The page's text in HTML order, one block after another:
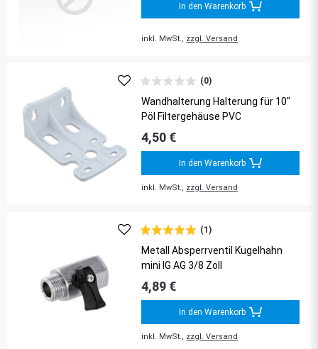
In den Warenkorb
inkl. MwSt., zzgl. Versand
(0)
Wandhalterung Halterung für 10"
Pöl Filtergehäuse PVC
4,50 €
In den Warenkorb
inkl. MwSt., zzgl. Versand
(1)
Metall Absperrventil Kugelhahn
mini IG AG 3/8 Zoll
4,89 €
In den Warenkorb
inkl. MwSt., zzgl. Versand